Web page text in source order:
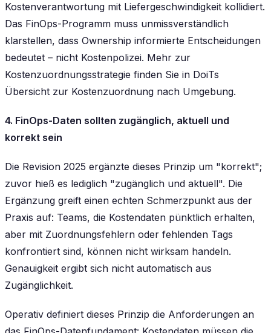
Kostenverantwortung mit Liefergeschwindigkeit kollidiert.
Das FinOps-Programm muss unmissverständlich
klarstellen, dass Ownership informierte Entscheidungen
bedeutet – nicht Kostenpolizei. Mehr zur
Kostenzuordnungsstrategie finden Sie in DoiTs
Übersicht zur Kostenzuordnung nach Umgebung.
4. FinOps-Daten sollten zugänglich, aktuell und
korrekt sein
Die Revision 2025 ergänzte dieses Prinzip um "korrekt";
zuvor hieß es lediglich "zugänglich und aktuell". Die
Ergänzung greift einen echten Schmerzpunkt aus der
Praxis auf: Teams, die Kostendaten pünktlich erhalten,
aber mit Zuordnungsfehlern oder fehlenden Tags
konfrontiert sind, können nicht wirksam handeln.
Genauigkeit ergibt sich nicht automatisch aus
Zugänglichkeit.
Operativ definiert dieses Prinzip die Anforderungen an